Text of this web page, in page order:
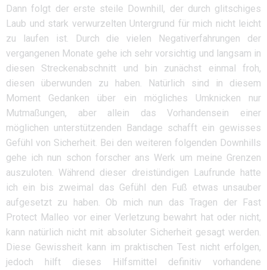
Dann folgt der erste steile Downhill, der durch glitschiges
Laub und stark verwurzelten Untergrund für mich nicht leicht
zu laufen ist. Durch die vielen Negativerfahrungen der
vergangenen Monate gehe ich sehr vorsichtig und langsam in
diesen Streckenabschnitt und bin zunächst einmal froh,
diesen überwunden zu haben. Natürlich sind in diesem
Moment Gedanken über ein mögliches Umknicken nur
Mutmaßungen, aber allein das Vorhandensein einer
möglichen unterstützenden Bandage schafft ein gewisses
Gefühl von Sicherheit. Bei den weiteren folgenden Downhills
gehe ich nun schon forscher ans Werk um meine Grenzen
auszuloten. Während dieser dreistündigen Laufrunde hatte
ich ein bis zweimal das Gefühl den Fuß etwas unsauber
aufgesetzt zu haben. Ob mich nun das Tragen der Fast
Protect Malleo vor einer Verletzung bewahrt hat oder nicht,
kann natürlich nicht mit absoluter Sicherheit gesagt werden.
Diese Gewissheit kann im praktischen Test nicht erfolgen,
jedoch hilft dieses Hilfsmittel definitiv vorhandene